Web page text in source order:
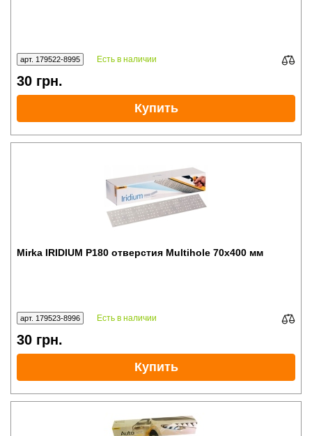
арт. 179522-8995 Есть в наличии
30 грн.
Купить
Mirka IRIDIUM P180 отверстия Multihole 70x400 мм
арт. 179523-8996 Есть в наличии
30 грн.
Купить